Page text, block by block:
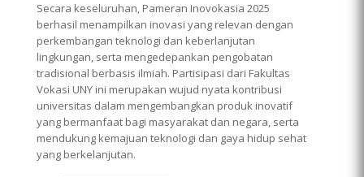
Secara keseluruhan, Pameran Inovokasia 2025
berhasil menampilkan inovasi yang relevan dengan
perkembangan teknologi dan keberlanjutan
lingkungan, serta mengedepankan pengobatan
tradisional berbasis ilmiah. Partisipasi dari Fakultas
Vokasi UNY ini merupakan wujud nyata kontribusi
universitas dalam mengembangkan produk inovatif
yang bermanfaat bagi masyarakat dan negara, serta
mendukung kemajuan teknologi dan gaya hidup sehat
yang berkelanjutan.